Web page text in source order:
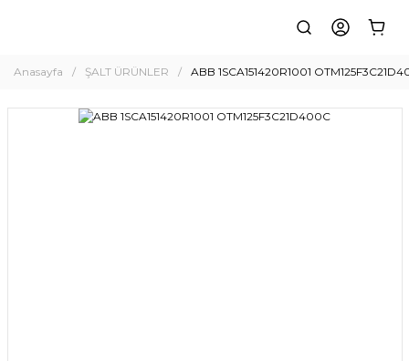
Anasayfa ŞALT ÜRÜNLER ABB 1SCA151420R1001